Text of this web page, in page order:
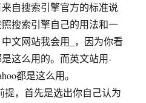
自搜索引擎官方的标准说
搜索引擎自己的用法和一
文网站我会用_，因为你看
这么用的。而英文站用-
都是这么用。
，首先是选出你自己认为